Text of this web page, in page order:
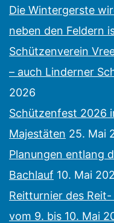
Die Wintergerste
neben den Feldern
Schützenverein
– auch Linderner
2026
Schützenfest 2026
Majestäten 25. Mai
Planungen entlang
Bachlauf 10. Mai
Reitturnier des
vom 9. bis 10. Mai